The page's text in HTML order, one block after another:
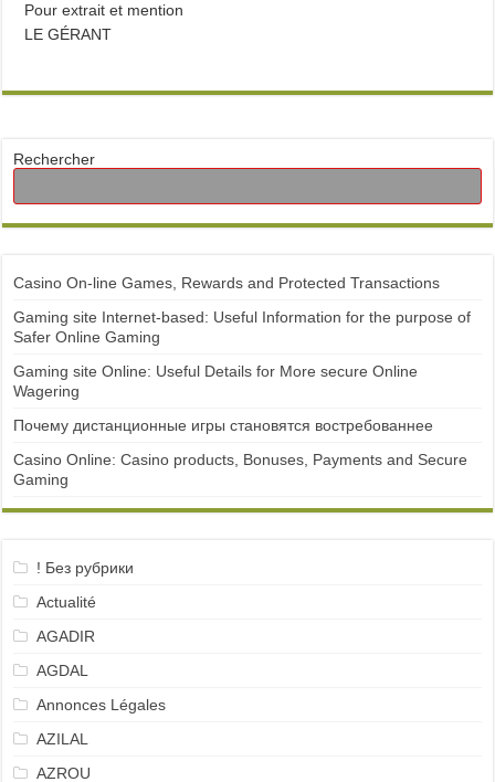
Pour extrait et mention
LE GÉRANT
Rechercher
Casino On-line Games, Rewards and Protected Transactions
Gaming site Internet-based: Useful Information for the purpose of
Safer Online Gaming
Gaming site Online: Useful Details for More secure Online
Wagering
Почему дистанционные игры становятся востребованнее
Casino Online: Casino products, Bonuses, Payments and Secure
Gaming
! Без рубрики
Actualité
AGADIR
AGDAL
Annonces Légales
AZILAL
AZROU